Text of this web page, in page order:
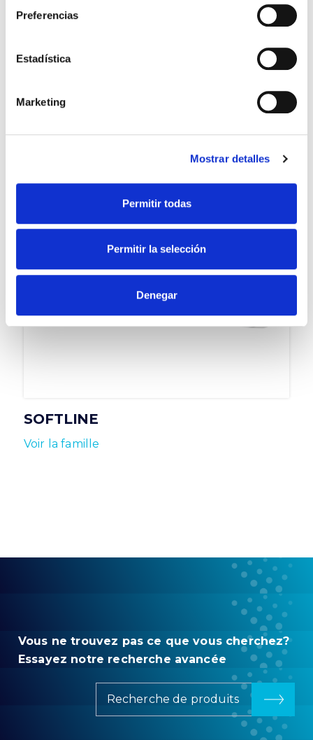
Preferencias
Estadística
Marketing
Mostrar detalles
Permitir todas
Permitir la selección
Denegar
SOFTLINE
Voir la famille
Vous ne trouvez pas ce que vous cherchez?
Essayez notre recherche avancée
Recherche de produits